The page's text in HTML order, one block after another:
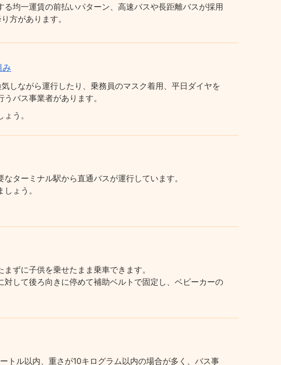
均一運賃の前払いパターン、高速バスや長距離バスが採用
方があります。
み
しながら運行したり、乗務員のマスク着用、平日ダイヤを
バス事業者があります。
う。
ターミナル駅から直通バスが運行しています。
ょう。
ずに子供を乗せたまま乗車できます。
して後ろ向きに停めて補助ベルトで固定し、ベビーカーの
トル以内、重さが10キログラム以内の場合が多く、バス事